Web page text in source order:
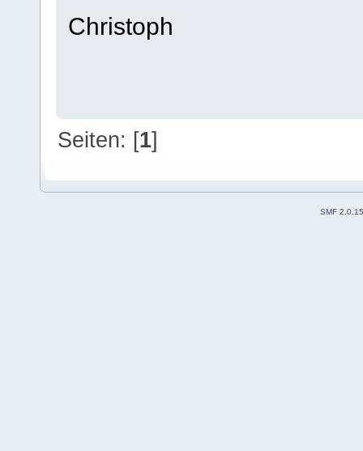
Christoph
Seiten: [1]
SMF 2.0.15